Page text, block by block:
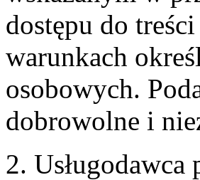
dostępu do
warunkach
osobowych.
dobrowolne i
2.